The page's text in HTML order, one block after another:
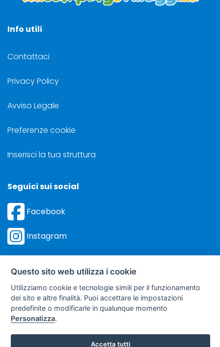
Info utili
Contattaci
Privacy Policy
Avviso Legale
Preferenze cookie
Inserisci la tua struttura
Seguici sui social
Facebook
Instagram
©Sviluppo Turismo Italia S.r.L. unipersonale
via A. Costa, 2 - 63822 Porto San Giorgio (FM) - P.IVA: 01665350433
- R.E.A. FM-195884
unipersonale
Questo sito web utilizza i cookie
Utilizziamo cookie e tecnologie simili per il funzionamento
del sito e altre finalità. Puoi accettare le impostazioni
predefinite o modificarle in qualunque momento
Personalizza.
Accetta tutti